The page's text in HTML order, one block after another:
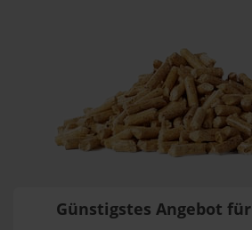
Günstigstes Angebot für